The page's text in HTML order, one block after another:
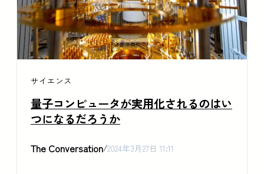
サイエンス
量子コンピュータが実用化されるのはい
つになるだろうか
The Conversation/2024年3月27日 11:11